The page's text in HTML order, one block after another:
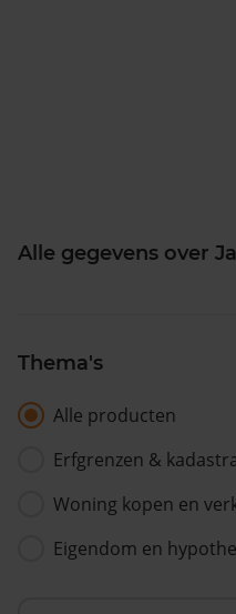
Alle gegevens over
Thema's
Alle producten
Erfgrenzen &
Woning kopen en
Eigendom en